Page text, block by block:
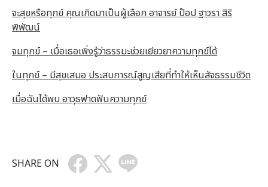
จะสุขหรือทุกข์ คุณเกิดมาเป็นผู้เลือก อาจารย์ ป๊อป ฐาวรา สิริ
พิพัฒน์
จมทุกข์ – เมื่อเธอเพิ่งรู้ว่าธรรมะช่วยเยียวยาความทุกข์ได้
ในทุกข์ – มีสุขเสมอ ประสบการณ์สูญเสียที่ทำให้เห็นสัจธรรมชีวิต
เมื่อฉันได้พบ อาวุธฟาดฟันความทุกข์
SHARE ON